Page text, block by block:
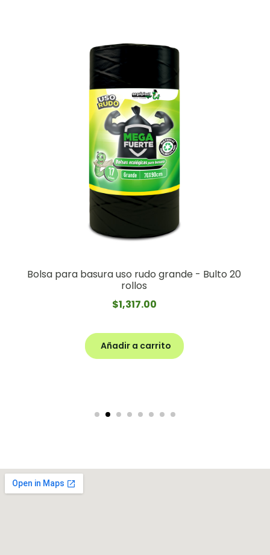
Bolsa para basura uso rudo grande - Bulto 20
rollos
$1,317.00
Añadir a carrito